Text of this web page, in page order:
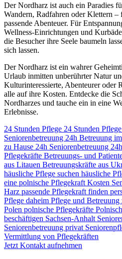
Der Nordharz ist auch ein Paradies
Wandern, Radfahren oder Klettern –
passende Abenteuer. Für
Wellness-Einrichtungen und
die Besucher ihre Seele baumeln
sich lassen.
Der Nordharz ist ein wahrer
Urlaub inmitten unberührter Natur
Kulturinteressierte, Abenteurer oder
alle auf ihre Kosten. Entdecke die
Nordharzes und tauche ein in eine
Erlebnisse.
24 Stunden Pflege 24 Stunden
Seniorenbetreuung 24h Betreuung
zu Hause 24h Seniorenbetreuung
Pflegekräfte Betreuungs- und
aus Litauen Betreuungskräfte aus
häusliche Pflege suchen häusliche
eine polnische Pflegekraft Kosten
Harz passende Pflegekraft finden
Pflege daheim Pflege und Betreuung
Polen polnische Pflegekräfte
beschäftigen Sachsen-Anhalt
Seniorenbetreuung privat
Vermittlung von Pflegekräften
Jetzt Kontakt aufnehmen